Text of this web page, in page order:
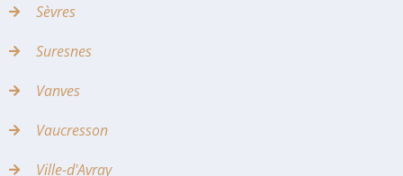
Sèvres
Suresnes
Vanves
Vaucresson
Ville-d'Avray